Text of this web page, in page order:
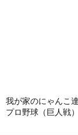
我が家のにゃんこ
プロ野球（巨人戦